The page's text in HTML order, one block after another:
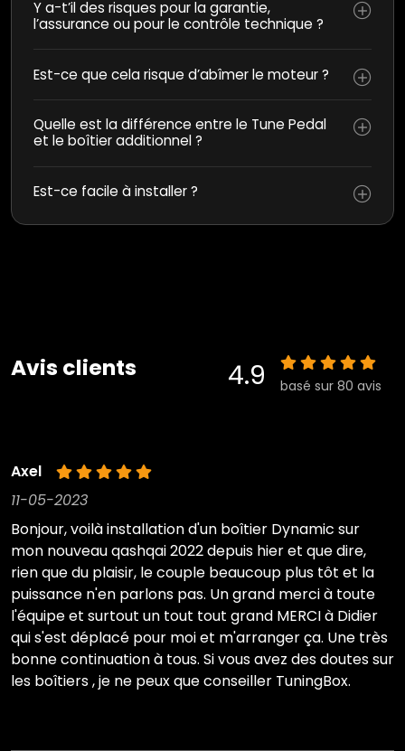
Y a-t’il des risques pour la garantie,
l’assurance ou pour le contrôle technique ?
Est-ce que cela risque d’abîmer le moteur ?
Quelle est la différence entre le Tune Pedal
et le boîtier additionnel ?
Est-ce facile à installer ?
Avis clients 4.9 basé sur 80 avis
Axel
11-05-2023
Bonjour, voilà installation d'un boîtier Dynamic sur
mon nouveau qashqai 2022 depuis hier et que dire,
rien que du plaisir, le couple beaucoup plus tôt et la
puissance n'en parlons pas. Un grand merci à toute
l'équipe et surtout un tout tout grand MERCI à Didier
qui s'est déplacé pour moi et m'arranger ça. Une très
bonne continuation à tous. Si vous avez des doutes sur
les boîtiers , je ne peux que conseiller TuningBox.